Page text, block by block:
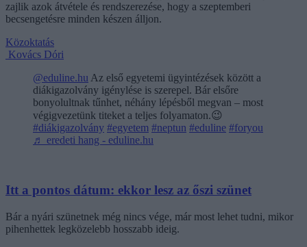
zajlik azok átvétele és rendszerezése, hogy a szeptemberi
becsengetésre minden készen álljon.
Közoktatás
Kovács Dóri
@eduline.hu Az első egyetemi ügyintézések között a
diákigazolvány igénylése is szerepel. Bár elsőre
bonyolultnak tűnhet, néhány lépésből megvan – most
végigvezetünk titeket a teljes folyamaton.😉
#diákigazolvány #egyetem #neptun #eduline #foryou
♬ eredeti hang - eduline.hu
Itt a pontos dátum: ekkor lesz az őszi szünet
Bár a nyári szünetnek még nincs vége, már most lehet tudni, mikor
pihenhettek legközelebb hosszabb ideig.